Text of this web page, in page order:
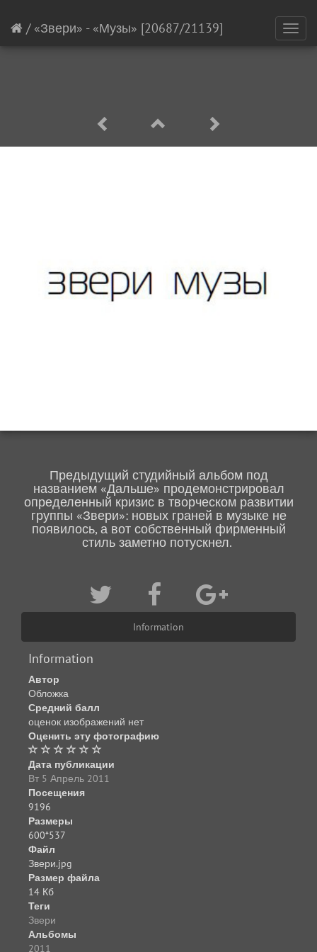
/ «Звери» - «Музы» [20687/21139]
Предыдущий студийный альбом под
названием «Дальше» продемонстрировал
определенный кризис в творческом развитии
группы «Звери»: новых граней в музыке не
появилось, а вот собственный фирменный
стиль заметно потускнел.
Information
Information
Автор
Обложка
Средний балл
оценок изображений нет
Оценить эту фотографию
Дата публикации
Вт 5 Апрель 2011
Посещения
9196
Размеры
600*537
Файл
Звери.jpg
Размер файла
14 Кб
Теги
Звери
Альбомы
2011